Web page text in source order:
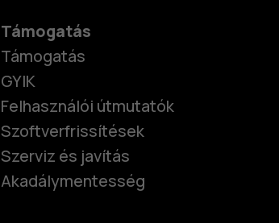
Támogatás
Támogatás
GYIK
Felhasználói útmutatók
Szoftverfrissítések
Szerviz és javítás
Akadálymentesség